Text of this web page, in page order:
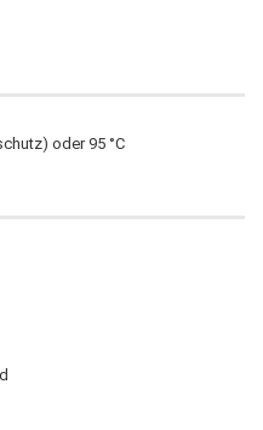
oder 95 °C